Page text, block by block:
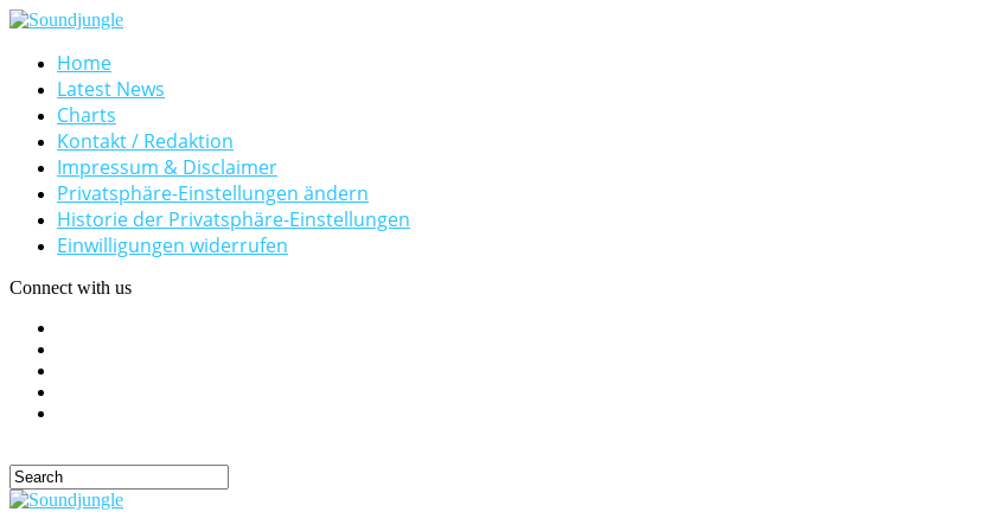
Home
Latest News
Charts
Kontakt / Redaktion
Impressum & Disclaimer
Privatsphäre-Einstellungen ändern
Historie der Privatsphäre-Einstellungen
Einwilligungen widerrufen
Connect with us